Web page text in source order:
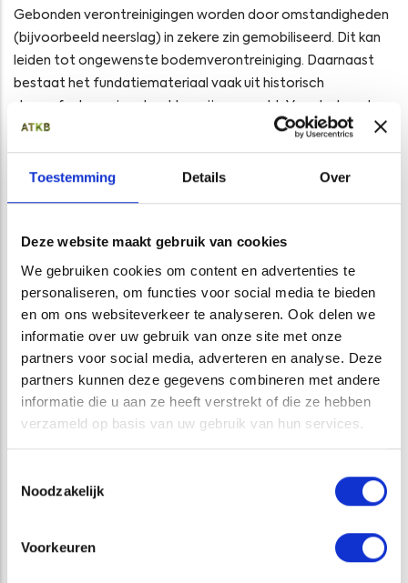
Toestemming Details Over
Deze website maakt gebruik van cookies
We gebruiken cookies om content en advertenties te
personaliseren, om functies voor social media te bieden
en om ons websiteverkeer te analyseren. Ook delen we
informatie over uw gebruik van onze site met onze
partners voor social media, adverteren en analyse. Deze
partners kunnen deze gegevens combineren met andere
informatie die u aan ze heeft verstrekt of die ze hebben
verzameld op basis van uw gebruik van hun services.
Noodzakelijk
Voorkeuren
Gebonden verontreinigingen worden door omstandigheden
(bijvoorbeeld neerslag) in zekere zin gemobiliseerd. Dit kan
leiden tot ongewenste bodemverontreiniging. Daarnaast
bestaat het fundatiemateriaal vaak uit historisch
sloopafval waarin asbest kan zijn verwerkt. Voor het werken
in of het verwijderen van deze fundatielagen dient daarom
inzicht te worden verkregen in de kwaliteit. De vastgestelde
kwaliteit kan worden gebruikt voor het hanteren van de
hergebruik van het materiaal op locatie of elders.
Onder het onderzoek naar verhardingslagen wordt met
name het vaststellen van de opbouw en kwaliteit van
asfaltlagen verstaan. Bij calamiteiten (met bijvoorbeeld
olieproducten) kan onderzoek naar elementen eveneens
gewenst zijn. Door middel van het vaststellen van de
opbouw en samenstelling van asfalt kan worden bepaald of
sprake is van teerhoudend asfalt.
betrekking tot onderzoek naar verhardings- en
huis voor het uitvoeren van de werkzaamheden op de